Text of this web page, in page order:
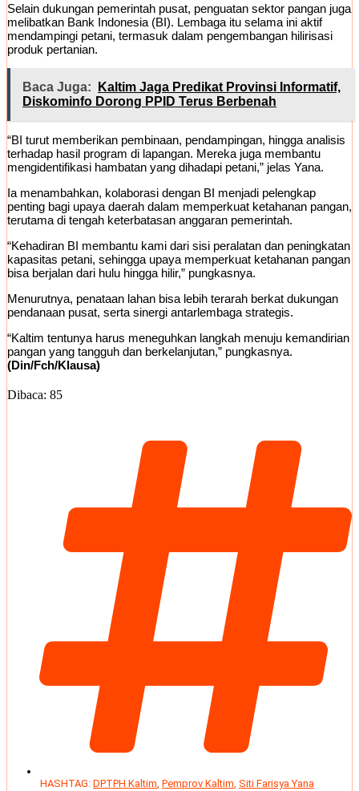
Selain dukungan pemerintah pusat, penguatan sektor pangan juga
melibatkan Bank Indonesia (BI). Lembaga itu selama ini aktif
mendampingi petani, termasuk dalam pengembangan hilirisasi
produk pertanian.
Baca Juga:
Kaltim Jaga Predikat Provinsi Informatif,
Diskominfo Dorong PPID Terus Berbenah
“BI turut memberikan pembinaan, pendampingan, hingga analisis
terhadap hasil program di lapangan. Mereka juga membantu
mengidentifikasi hambatan yang dihadapi petani,” jelas Yana.
Ia menambahkan, kolaborasi dengan BI menjadi pelengkap
penting bagi upaya daerah dalam memperkuat ketahanan pangan,
terutama di tengah keterbatasan anggaran pemerintah.
“Kehadiran BI membantu kami dari sisi peralatan dan peningkatan
kapasitas petani, sehingga upaya memperkuat ketahanan pangan
bisa berjalan dari hulu hingga hilir,” pungkasnya.
Menurutnya, penataan lahan bisa lebih terarah berkat dukungan
pendanaan pusat, serta sinergi antarlembaga strategis.
“Kaltim tentunya harus meneguhkan langkah menuju kemandirian
pangan yang tangguh dan berkelanjutan,” pungkasnya.
(Din/Fch/Klausa)
Dibaca: 85
HASHTAG: DPTPH Kaltim, Pemprov Kaltim, Siti Farisya Yana